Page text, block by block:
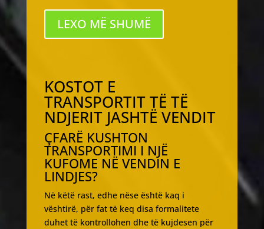
LEXO MË SHUMË
KOSTOT E
TRANSPORTIT TË TË
NDJERIT JASHTË VENDIT
ÇFARË KUSHTON
TRANSPORTIMI I NJË
KUFOME NË VENDIN E
LINDJES?
Në këtë rast, edhe nëse është kaq i
vështirë, për fat të keq disa formalitete
duhet të kontrollohen dhe të kujdesen për